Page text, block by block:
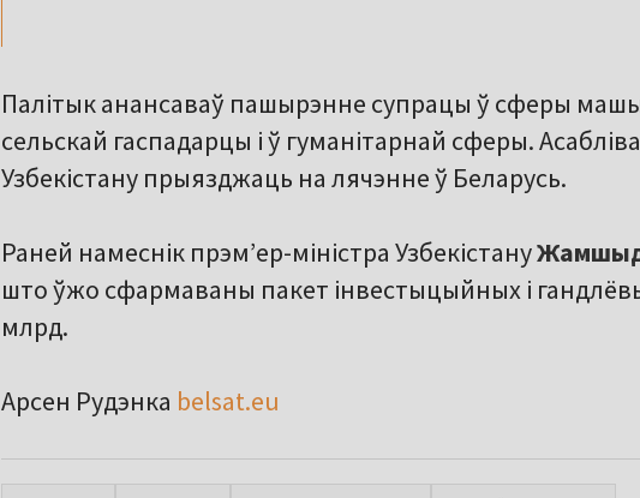
Палітык анансаваў пашырэнне супрацы ў сферы
сельскай гаспадарцы і ў гуманітарнай сферы.
Узбекістану прыязджаць на лячэнне ў Беларусь.
Раней намеснік прэмʼер-міністра Узбекістану
што ўжо сфармаваны пакет інвестыцыйных і
млрд.
Арсен Рудэнка belsat.eu